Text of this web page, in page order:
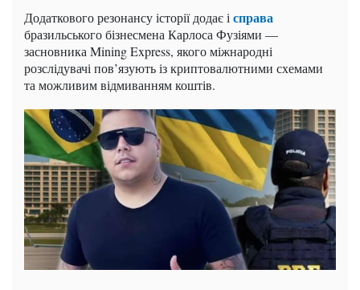
Додаткового резонансу історії додає ісправа
бразильського бізнесмена Карлоса Фузіями —
засновника Mining Express, якого міжнародні
розслідувачі пов’язують із криптовалютними схемами
та можливим відмиванням коштів.